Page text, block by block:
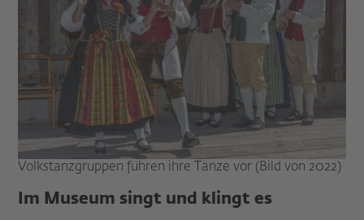
Volkstanzgruppen führen ihre Tänze vor (Bild von 2022)
Im Museum singt und klingt es